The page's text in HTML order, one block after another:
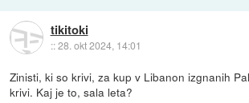
tikitoki
::28. okt 2024, 14:01
Zinisti, ki so krivi, za kup v Libanon izgnanih
krivi. Kaj je to, sala leta?